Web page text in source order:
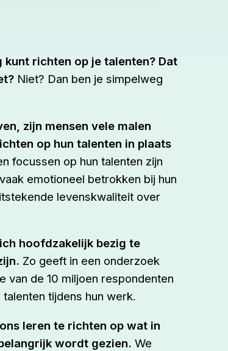
richten op je talenten? Dat
Niet? Dan ben je simpelweg
zijn mensen vele malen
op hun talenten in plaats
focussen op hun talenten zijn
emotioneel betrokken bij hun
levenskwaliteit over
hoofdzakelijk bezig te
Zo geeft in een onderzoek
van de 10 miljoen respondenten
tijdens hun werk.
leren te richten op wat in
wordt gezien. We